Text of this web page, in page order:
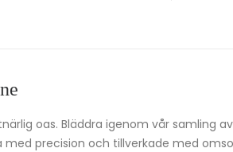
oas. Bläddra igenom vår samling
precision och tillverkade med